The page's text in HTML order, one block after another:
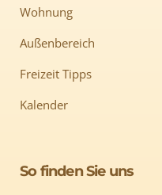
Wohnung
Außenbereich
Freizeit Tipps
Kalender
So finden Sie uns